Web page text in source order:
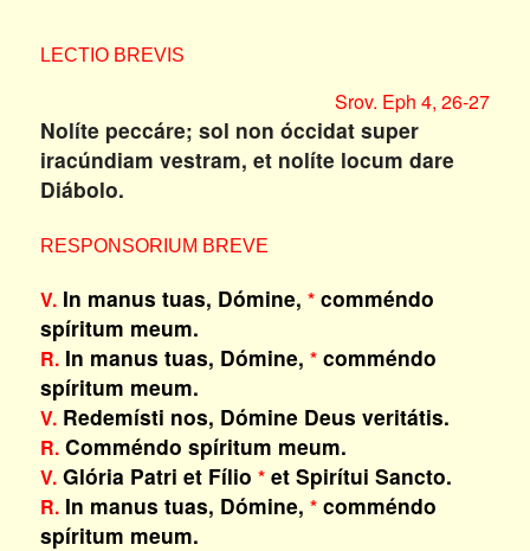
LECTIO BREVIS
Srov. Eph 4, 26-27
Nolíte peccáre; sol non óccidat super
iracúndiam vestram, et nolíte locum dare
Diábolo.
RESPONSORIUM BREVE
V.In manus tuas, Dómine, *comméndo
spíritum meum.
R.In manus tuas, Dómine, *comméndo
spíritum meum.
V.Redemísti nos, Dómine Deus veritátis.
R.Comméndo spíritum meum.
V.Glória Patri et Fílio *et Spirítui Sancto.
R.In manus tuas, Dómine, *comméndo
spíritum meum.